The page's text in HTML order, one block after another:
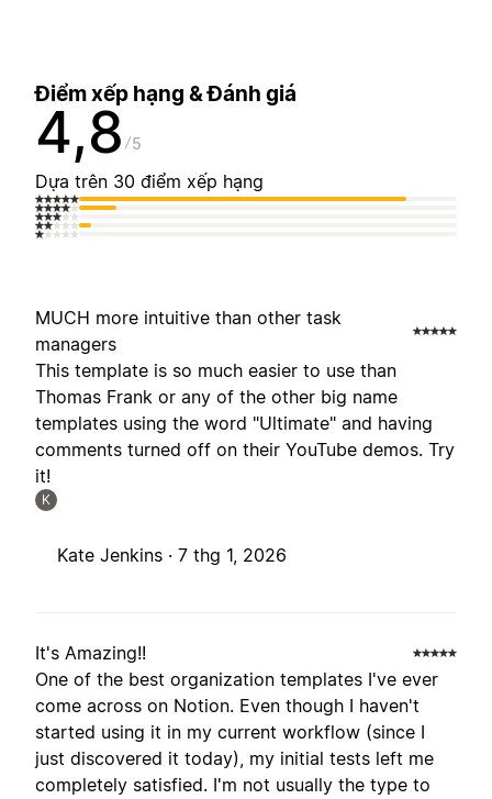
Điểm xếp hạng & Đánh giá
4,8 5
Dựa trên 30 điểm xếp hạng
MUCH more intuitive than other task
managers
This template is so much easier to use than
Thomas Frank or any of the other big name
templates using the word "Ultimate" and having
comments turned off on their YouTube demos. Try
it!
K
Kate Jenkins · 7 thg 1, 2026
It's Amazing!!
One of the best organization templates I've ever
come across on Notion. Even though I haven't
started using it in my current workflow (since I
just discovered it today), my initial tests left me
completely satisfied. I'm not usually the type to